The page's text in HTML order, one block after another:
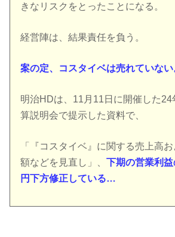
きなリスクをとったことになる。
経営陣は、結果責任を負う。
案の定、コスタイベは売れていない
明治HDは、11月11日に開催した
算説明会で提示した資料で、
「『コスタイベ』に関する売上高
額などを見直し」、下期の営業利
円下方修正している…